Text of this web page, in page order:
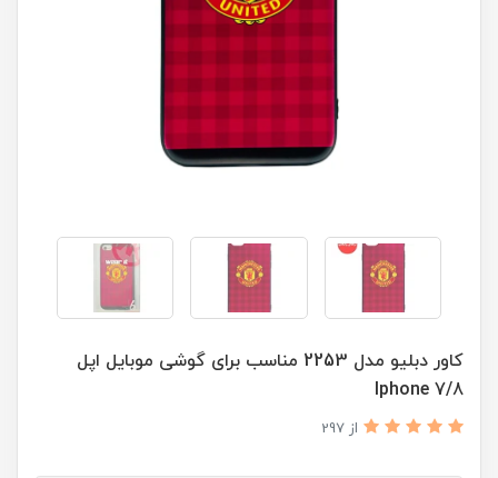
کاور دبلیو مدل 2253 مناسب برای گوشی موبایل اپل
Iphone 7/8
از 297